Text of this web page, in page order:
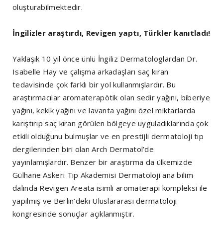
oluşturabilmektedir.
İngilizler araştırdı, Revigen yaptı, Türkler kanıtladı!
Yaklaşık 10 yıl önce ünlü İngiliz Dermatologlardan Dr.
Isabelle Hay ve çalışma arkadaşları saç kıran
tedavisinde çok farklı bir yol kullanmışlardır. Bu
araştırmacılar aromaterapötik olan sedir yağını, biberiye
yağını, kekik yağını ve lavanta yağını özel miktarlarda
karıştırıp saç kıran görülen bölgeye uyguladıklarında çok
etkili olduğunu bulmuşlar ve en prestijli dermatoloji tıp
dergilerinden biri olan Arch Dermatol’de
yayınlamışlardır. Benzer bir araştırma da ülkemizde
Gülhane Askeri Tıp Akademisi Dermatoloji ana bilim
dalında Revigen Areata isimli aromaterapi kompleksi ile
yapılmış ve Berlin’deki Uluslararası dermatoloji
kongresinde sonuçlar açıklanmıştır.